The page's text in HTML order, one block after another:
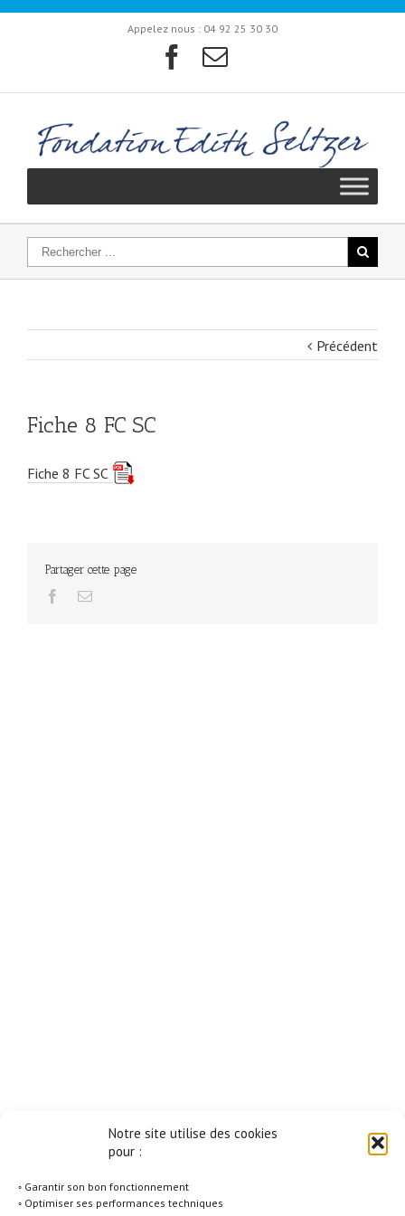
Notre site utilise des cookies
pour :
◦ Garantir son bon fonctionnement
◦ Optimiser ses performances techniques
Appelez nous : 04 92 25 30 30
Précédent
Fiche 8 FC SC
Fiche 8 FC SC
Partager cette page